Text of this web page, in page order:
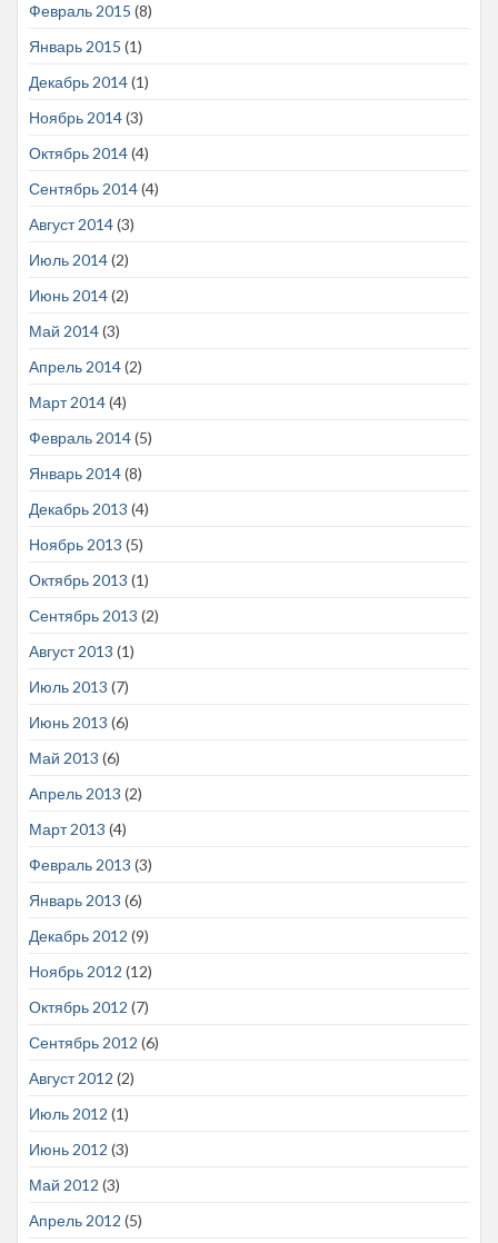
Февраль 2015 (8)
Январь 2015 (1)
Декабрь 2014(1)
Ноябрь 2014(3)
Октябрь 2014(4)
Сентябрь 2014(4)
Август 2014(3)
Июль 2014(2)
Июнь 2014(2)
Май 2014(3)
Апрель 2014(2)
Март 2014(4)
Февраль 2014(5)
Январь 2014(8)
Декабрь 2013 (4)
Ноябрь 2013 (5)
Октябрь 2013 (1)
Сентябрь 2013 (2)
Август 2013 (1)
Июль 2013 (7)
Июнь 2013 (6)
Май 2013 (6)
Апрель 2013 (2)
Март 2013 (4)
Февраль 2013 (3)
Январь 2013 (6)
Декабрь 2012 (9)
Ноябрь 2012 (12)
Октябрь 2012 (7)
Сентябрь 2012 (6)
Август 2012 (2)
Июль 2012 (1)
Июнь 2012 (3)
Май 2012 (3)
Апрель 2012 (5)